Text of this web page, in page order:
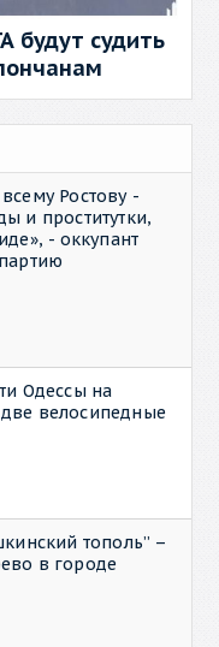
будут судить
Ростову -
и проститутки,
- оккупант
Одессы на
велосипедные
тополь” –
в городе